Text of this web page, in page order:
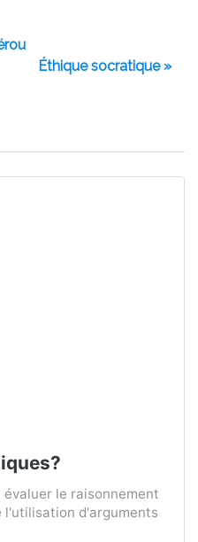
Éthique socratique »
le raisonnement
l'utilisation d'arguments